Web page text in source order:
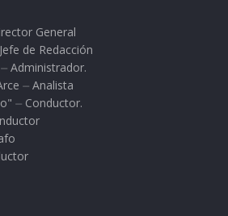
General
de Redacción
Administrador.
⏤ Analista
⏤ Conductor.